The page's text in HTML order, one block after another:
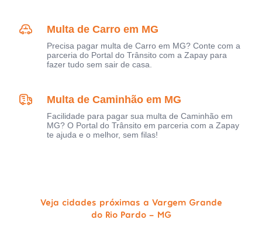
Multa de Carro em MG
Precisa pagar multa de Carro em MG? Conte com a
parceria do Portal do Trânsito com a Zapay para
fazer tudo sem sair de casa.
Multa de Caminhão em MG
Facilidade para pagar sua multa de Caminhão em
MG? O Portal do Trânsito em parceria com a Zapay
te ajuda e o melhor, sem filas!
Veja cidades próximas a Vargem Grande
do Rio Pardo - MG